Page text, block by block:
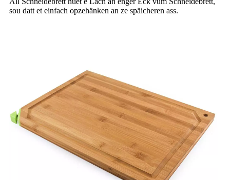
sou datt et einfach opzehänken an ze späicheren ass.